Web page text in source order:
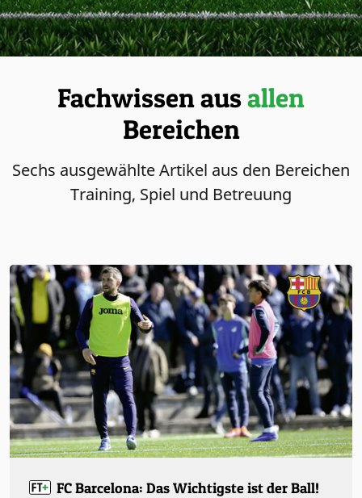
Fachwissen ausallen
Bereichen
Sechs ausgewählte Artikel aus den Bereichen
Training, Spiel und Betreuung
FC Barcelona: Das Wichtigste ist der Ball!